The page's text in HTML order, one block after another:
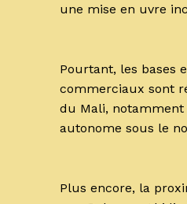
une mise en uvre
Pourtant, les bases
commerciaux sont
du Mali, notamment
autonome sous le
Plus encore, la